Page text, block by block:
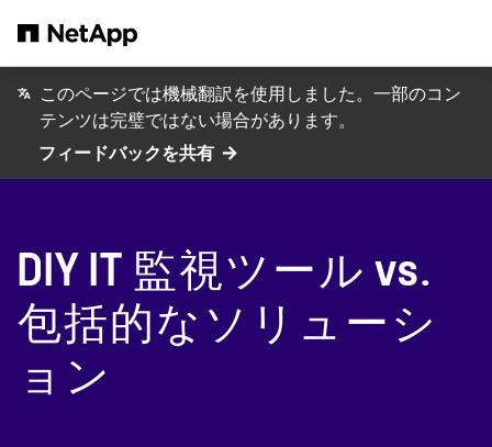
このページでは機械翻訳を使用しました。一部のコン
テンツは完璧ではない場合があります。
フィードバックを共有
DIY IT 監視ツール vs.
包括的なソリューシ
ョン